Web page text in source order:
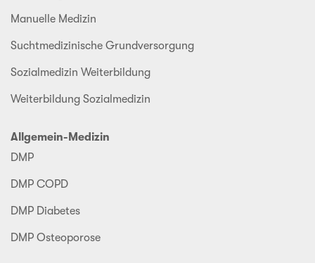
Manuelle Medizin
Suchtmedizinische Grundversorgung
Sozialmedizin Weiterbildung
Weiterbildung Sozialmedizin
Allgemein-Medizin
DMP
DMP COPD
DMP Diabetes
DMP Osteoporose